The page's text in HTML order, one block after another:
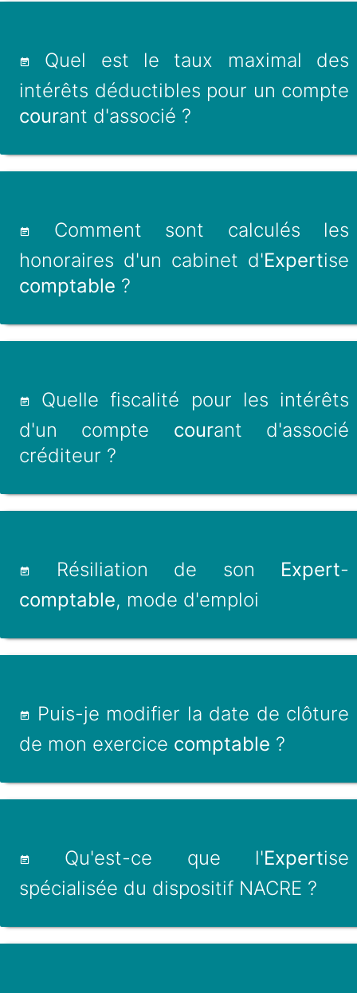
Quel est le taux maximal des
intérêts déductibles pour un compte
courant d'associé ?
Comment sont calculés les
honoraires d'un cabinet d'Expertise
comptable ?
Quelle fiscalité pour les intérêts
d'un compte courant d'associé
créditeur ?
Résiliation de son Expert-
comptable, mode d'emploi
Puis-je modifier la date de clôture
de mon exercice comptable ?
Qu'est-ce que l'Expertise
spécialisée du dispositif NACRE ?